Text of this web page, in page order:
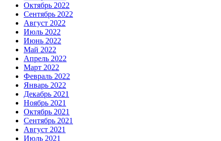
Октябрь 2022
Сентябрь 2022
Август 2022
Июль 2022
Июнь 2022
Май 2022
Апрель 2022
Март 2022
Февраль 2022
Январь 2022
Декабрь 2021
Ноябрь 2021
Октябрь 2021
Сентябрь 2021
Август 2021
Июль 2021